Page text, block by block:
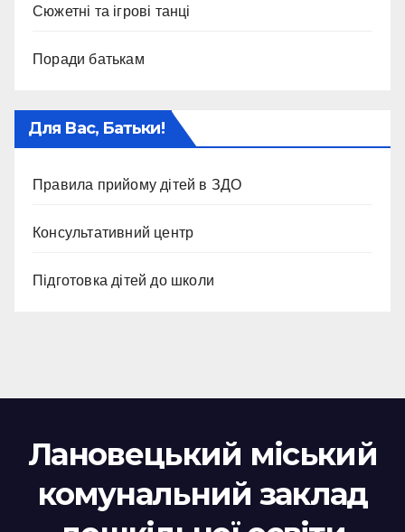
Сюжетні та ігрові танці
Поради батькам
Для Вас, Батьки!
Правила прийому дітей в ЗДО
Консультативний центр
Підготовка дітей до школи
Лановецький міський
комунальний заклад